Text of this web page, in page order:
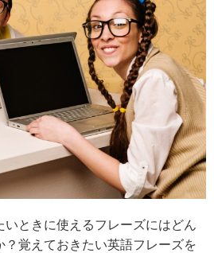
ときに使えるフレーズにはどん
？覚えておきたい英語フレーズを